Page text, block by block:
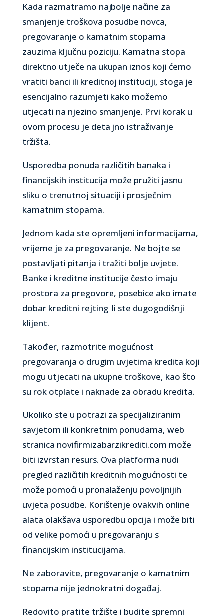
Kada razmatramo najbolje načine za
smanjenje troškova posudbe novca,
pregovaranje o kamatnim stopama
zauzima ključnu poziciju. Kamatna stopa
direktno utječe na ukupan iznos koji ćemo
vratiti banci ili kreditnoj instituciji, stoga je
esencijalno razumjeti kako možemo
utjecati na njezino smanjenje. Prvi korak u
ovom procesu je detaljno istraživanje
tržišta.
Usporedba ponuda različitih banaka i
financijskih institucija može pružiti jasnu
sliku o trenutnoj situaciji i prosječnim
kamatnim stopama.
Jednom kada ste opremljeni informacijama,
vrijeme je za pregovaranje. Ne bojte se
postavljati pitanja i tražiti bolje uvjete.
Banke i kreditne institucije često imaju
prostora za pregovore, posebice ako imate
dobar kreditni rejting ili ste dugogodišnji
klijent.
Također, razmotrite mogućnost
pregovaranja o drugim uvjetima kredita koji
mogu utjecati na ukupne troškove, kao što
su rok otplate i naknade za obradu kredita.
Ukoliko ste u potrazi za specijaliziranim
savjetom ili konkretnim ponudama, web
stranica novifirmizabarzikrediti.com može
biti izvrstan resurs. Ova platforma nudi
pregled različitih kreditnih mogućnosti te
može pomoći u pronalaženju povoljnijih
uvjeta posudbe. Korištenje ovakvih online
alata olakšava usporedbu opcija i može biti
od velike pomoći u pregovaranju s
financijskim institucijama.
Ne zaboravite, pregovaranje o kamatnim
stopama nije jednokratni događaj.
Redovito pratite tržište i budite spremni